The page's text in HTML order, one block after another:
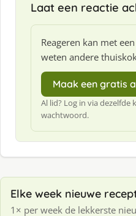
Laat een reactie
Reageren kan met
weten andere
Maak een gratis
Al lid? Log in via
wachtwoord.
Elke week nieuwe
1× per week de lekkerste